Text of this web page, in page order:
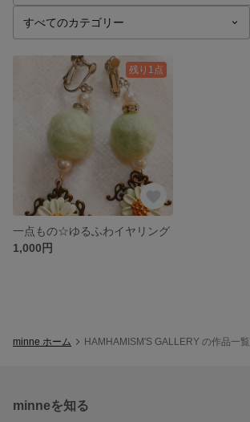
残り1点
一点もの☆ゆるふわイヤリング
1,000円
minne ホーム HAMHAMISM'S GALLERY の作品一覧
minneを知る